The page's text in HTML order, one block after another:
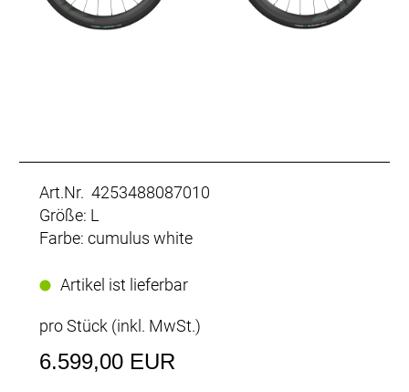
Art.Nr. 4253488087010
Größe: L
Farbe: cumulus white
Artikel ist lieferbar
pro Stück (inkl. MwSt.)
6.599,00 EUR